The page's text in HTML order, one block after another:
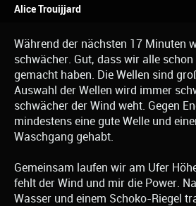
Alice Trouijjard
Während der nächsten 17 Minuten
schwächer. Gut, dass wir alle
gemacht haben. Die Wellen sind
Auswahl der Wellen wird immer
schwächer der Wind weht. Gegen
mindestens eine gute Welle und
Waschgang gehabt.
Gemeinsam laufen wir am Ufer
fehlt der Wind und mir die Power.
Wasser und einem Schoko-Riegel